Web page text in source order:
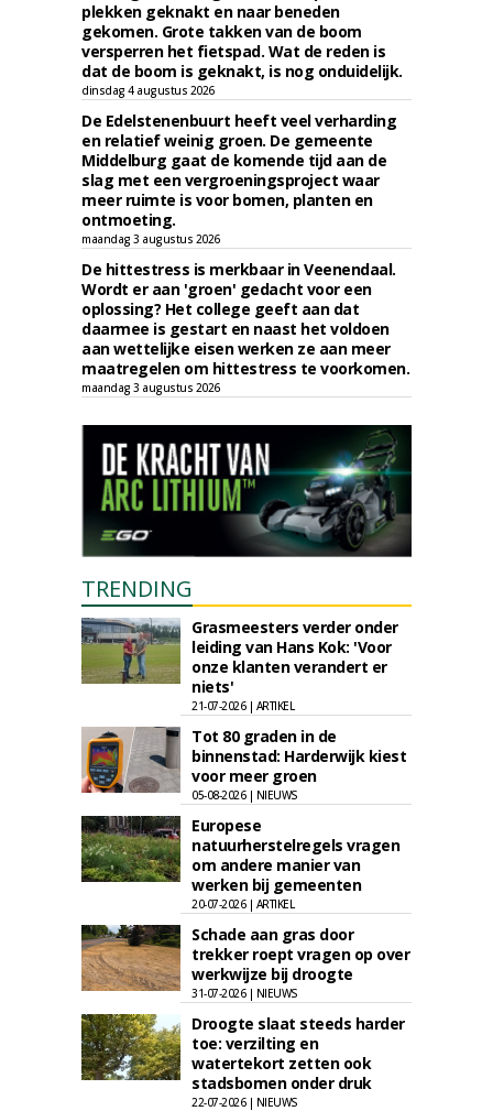
plekken geknakt en naar beneden
gekomen. Grote takken van de boom
versperren het fietspad. Wat de reden is
dat de boom is geknakt, is nog onduidelijk.
dinsdag 4 augustus 2026
De Edelstenenbuurt heeft veel verharding
en relatief weinig groen. De gemeente
Middelburg gaat de komende tijd aan de
slag met een vergroeningsproject waar
meer ruimte is voor bomen, planten en
ontmoeting.
maandag 3 augustus 2026
De hittestress is merkbaar in Veenendaal.
Wordt er aan 'groen' gedacht voor een
oplossing? Het college geeft aan dat
daarmee is gestart en naast het voldoen
aan wettelijke eisen werken ze aan meer
maatregelen om hittestress te voorkomen.
maandag 3 augustus 2026
TRENDING
Grasmeesters verder onder
leiding van Hans Kok: 'Voor
onze klanten verandert er
niets'
21-07-2026 | ARTIKEL
Tot 80 graden in de
binnenstad: Harderwijk kiest
voor meer groen
05-08-2026 | NIEUWS
Europese
natuurherstelregels vragen
om andere manier van
werken bij gemeenten
20-07-2026 | ARTIKEL
Schade aan gras door
trekker roept vragen op over
werkwijze bij droogte
31-07-2026 | NIEUWS
Droogte slaat steeds harder
toe: verzilting en
watertekort zetten ook
stadsbomen onder druk
22-07-2026 | NIEUWS